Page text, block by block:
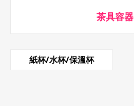
茶具容器
紙杯/水杯/保溫杯